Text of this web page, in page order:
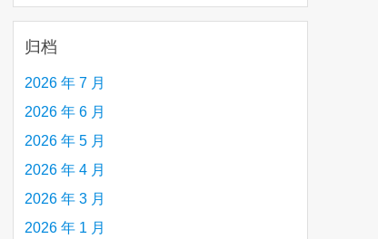
creative person (e.g. an artist, a musician,
etc.) you admire 钦佩的有创造力的人
归档
2026 年 7 月
2026 年 6 月
2026 年 5 月
2026 年 4 月
2026 年 3 月
2026 年 1 月